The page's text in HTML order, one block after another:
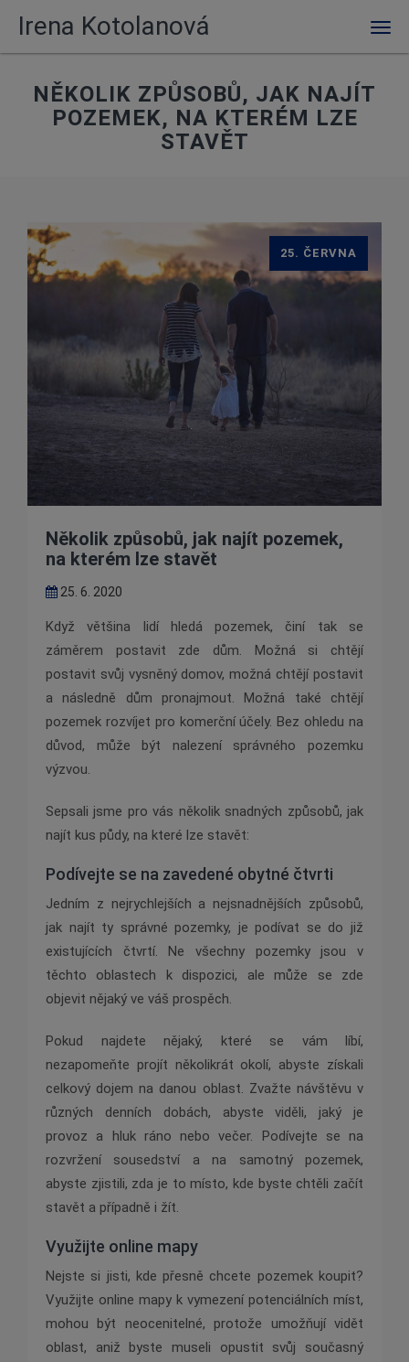
Irena Kotolanová
NĚKOLIK ZPŮSOBŮ, JAK NAJÍT
POZEMEK, NA KTERÉM LZE
STAVĚT
Několik způsobů, jak najít pozemek,
na kterém lze stavět
25. 6. 2020
25. ČERVNA
Když většina lidí hledá pozemek, činí tak se
záměrem postavit zde dům. Možná si chtějí
postavit svůj vysněný domov, možná chtějí postavit
a následně dům pronajmout. Možná také chtějí
pozemek rozvíjet pro komerční účely. Bez ohledu na
důvod, může být nalezení správného pozemku
výzvou.
Sepsali jsme pro vás několik snadných způsobů, jak
najít kus půdy, na které lze stavět:
Podívejte se na zavedené obytné čtvrti
Jedním z nejrychlejších a nejsnadnějších způsobů,
jak najít ty správné pozemky, je podívat se do již
existujících čtvrtí. Ne všechny pozemky jsou v
těchto oblastech k dispozici, ale může se zde
objevit nějaký ve váš prospěch.
Pokud najdete nějaký, které se vám líbí,
nezapomeňte projít několikrát okolí, abyste získali
celkový dojem na danou oblast. Zvažte návštěvu v
různých denních dobách, abyste viděli, jaký je
provoz a hluk ráno nebo večer. Podívejte se na
rozvržení sousedství a na samotný pozemek,
abyste zjistili, zda je to místo, kde byste chtěli začít
stavět a případně i žít.
Využijte online mapy
Nejste si jisti, kde přesně chcete pozemek koupit?
Využijte online mapy k vymezení potenciálních míst,
mohou být neocenitelné, protože umožňují vidět
oblast, aniž byste museli opustit svůj současný